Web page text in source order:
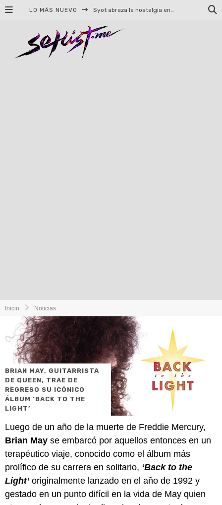
LO MÁS NUEVO
Inicio Noticias
BRIAN MAY, GUITARRISTA
DE QUEEN, TRAE DE
REGRESO SU ICÓNICO
ÁLBUM ‘BACK TO THE
LIGHT’
Luego de un año de la muerte de Freddie Mercury,
Brian May se embarcó por aquellos entonces en un
terapéutico viaje, conocido como el álbum más
prolífico de su carrera en solitario, ‘Back to the
Light’originalmente lanzado en el año de 1992 y
gestado en un punto difícil en la vida de May quien